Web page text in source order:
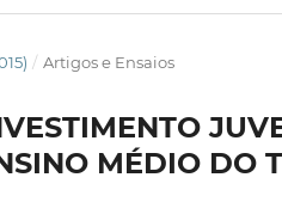
/ Artigos e Ensaios
MÉDIO DO